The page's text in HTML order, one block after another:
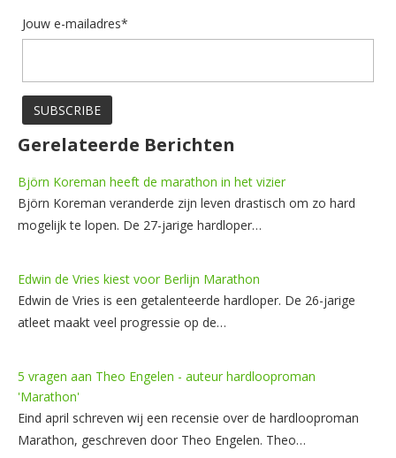
Jouw e-mailadres*
Gerelateerde Berichten
Björn Koreman heeft de marathon in het vizier
Björn Koreman veranderde zijn leven drastisch om zo hard
mogelijk te lopen. De 27-jarige hardloper…
Edwin de Vries kiest voor Berlijn Marathon
Edwin de Vries is een getalenteerde hardloper. De 26-jarige
atleet maakt veel progressie op de…
5 vragen aan Theo Engelen - auteur hardlooproman
'Marathon'
Eind april schreven wij een recensie over de hardlooproman
Marathon, geschreven door Theo Engelen. Theo…